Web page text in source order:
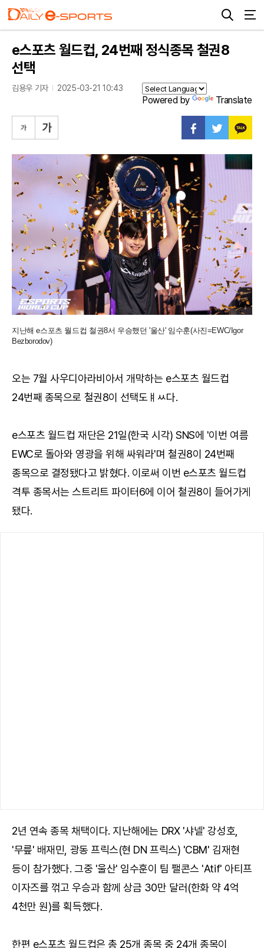
e스포츠 월드컵, 24번째 정식종목 철권8
선택
김용우 기자 2025-03-21 10:43
Powered by Translate
지난해 e스포츠 월드컵 철권8서 우승했던 '울산' 임수훈(사진=EWC/Igor
Bezborodov)
오는 7월 사우디아라비아서 개막하는 e스포츠 월드컵
24번째 종목으로 철권8이 선택도ㅒㅆ다.
e스포츠 월드컵 재단은 21일(한국 시각) SNS에 '이번 여름
EWC로 돌아와 영광을 위해 싸워라'며 철권8이 24번째
종목으로 결정됐다고 밝혔다. 이로써 이번 e스포츠 월드컵
격투 종목서는 스트리트 파이터6에 이어 철권8이 들어가게
됐다.
2년 연속 종목 채택이다. 지난해에는 DRX '샤넬' 강성호,
'무릎' 배재민, 광동 프릭스(현 DN 프릭스) 'CBM' 김재현
등이 참가했다. 그중 '울산' 임수훈이 팀 팰콘스 'Atif' 아티프
이자즈를 꺾고 우승과 함께 상금 30만 달러(한화 약 4억
4천만 원)를 획득했다.
한편 e스포츠 월드컵은 총 25개 종목 중 24개 종목이